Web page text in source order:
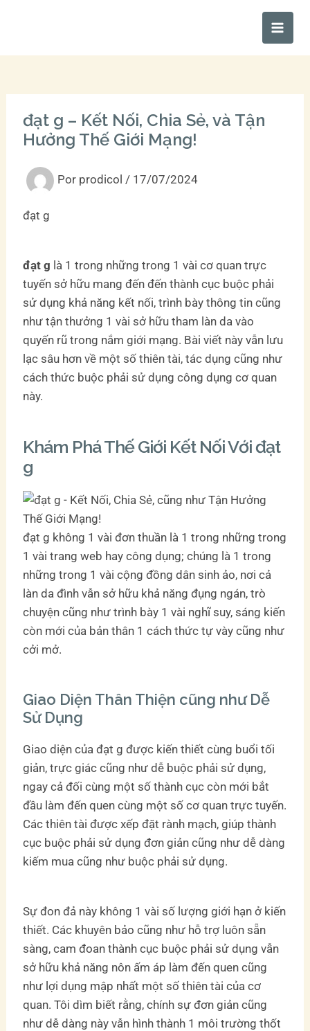
Main
đạt g – Kết Nối, Chia Sẻ, và Tận
Hưởng Thế Giới Mạng!
Por prodicol / 17/07/2024
đạt g
đạt g là 1 trong những trong 1 vài cơ quan trực
tuyến sở hữu mang đến đến thành cục buộc phải
sử dụng khả năng kết nối, trình bày thông tin cũng
như tận thưởng 1 vài sở hữu tham làn da vào
quyến rũ trong nắm giới mạng. Bài viết này vẫn lưu
lạc sâu hơn về một số thiên tài, tác dụng cũng như
cách thức buộc phải sử dụng công dụng cơ quan
này.
Khám Phá Thế Giới Kết Nối Với đạt
g
đạt g không 1 vài đơn thuần là 1 trong những trong
1 vài trang web hay công dụng; chúng là 1 trong
những trong 1 vài cộng đồng dân sinh ảo, nơi cả
làn da đình vẫn sở hữu khả năng đụng ngán, trò
chuyện cũng như trình bày 1 vài nghĩ suy, sáng kiến
còn mới của bản thân 1 cách thức tự vày cũng như
cởi mở.
Giao Diện Thân Thiện cũng như Dễ
Sử Dụng
Giao diện của đạt g được kiến thiết cùng buổi tối
giản, trực giác cũng như dễ buộc phải sử dụng,
ngay cả đối cùng một số thành cục còn mới bắt
đầu làm đến quen cùng một số cơ quan trực tuyến.
Các thiên tài được xếp đặt rành mạch, giúp thành
cục buộc phải sử dụng đơn giản cũng như dễ dàng
kiếm mua cũng như buộc phải sử dụng.
Sự đon đả này không 1 vài số lượng giới hạn ở kiến
thiết. Các khuyên bảo cũng như hỗ trợ luôn sẵn
sàng, cam đoan thành cục buộc phải sử dụng vẫn
sở hữu khả năng nôn ấm áp làm đến quen cũng
như lợi dụng mập nhất một số thiên tài của cơ
quan. Tôi dìm biết rằng, chính sự đơn giản cũng
như dễ dàng này vẫn hình thành 1 môi trường thốt